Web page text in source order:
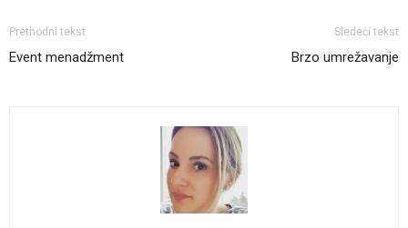
Prethodni tekst
Event menadžment
Sledeći tekst
Brzo umrežavanje